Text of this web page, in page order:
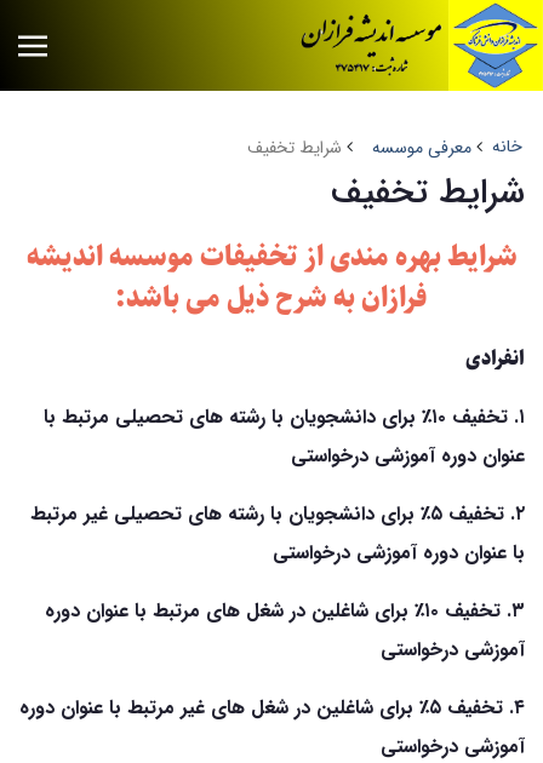
خانه معرفی موسسه شرایط تخفیف
شرایط تخفیف
شرایط بهره مندی از تخفیفات موسسه اندیشه
فرازان به شرح ذیل می باشد:
انفرادی
۱. تخفیف ۱۰٪ برای دانشجویان با رشته های تحصیلی مرتبط با
عنوان دوره آموزشی درخواستی
۲. تخفیف ۵٪ برای دانشجویان با رشته های تحصیلی غیر مرتبط
با عنوان دوره آموزشی درخواستی
۳. تخفیف ۱۰٪ برای شاغلین در شغل های مرتبط با عنوان دوره
آموزشی درخواستی
۴. تخفیف ۵٪ برای شاغلین در شغل های غیر مرتبط با عنوان دوره
آموزشی درخواستی